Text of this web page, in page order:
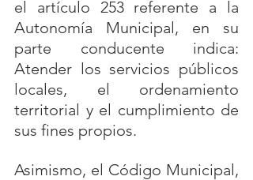
el artículo 253 referente a la
Autonomía Municipal, en su
parte conducente indica:
Atender los servicios públicos
locales, el ordenamiento
territorial y el cumplimiento de
sus fines propios.
Asimismo, el Código Municipal,